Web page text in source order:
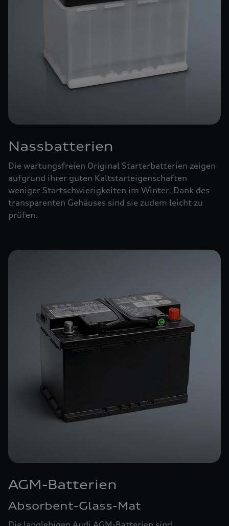
Nassbatterien
Die wartungsfreien Original Starterbatterien zeigen
aufgrund ihrer guten Kaltstarteigenschaften
weniger Startschwierigkeiten im Winter. Dank des
transparenten Gehäuses sind sie zudem leicht zu
prüfen.
AGM-Batterien
Absorbent-Glass-Mat